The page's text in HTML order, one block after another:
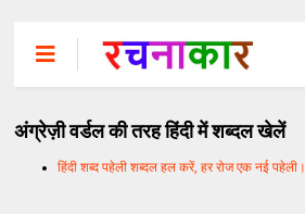
अंग्रेज़ी वर्डल की तरह हिंदी में शब्दल खेलें
हिंदी शब्द पहेली शब्दल हल करें, हर रोज एक नई पहेली।